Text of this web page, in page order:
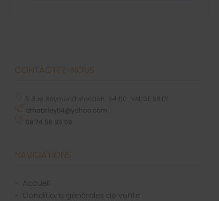
CONTACTEZ-NOUS
5 Rue Raymond Mondon 54150
VAL DE BRIEY
dmebriey54@yahoo.com
09 74 56 95 59
NAVIGATIONS
accueil
conditions générales de vente